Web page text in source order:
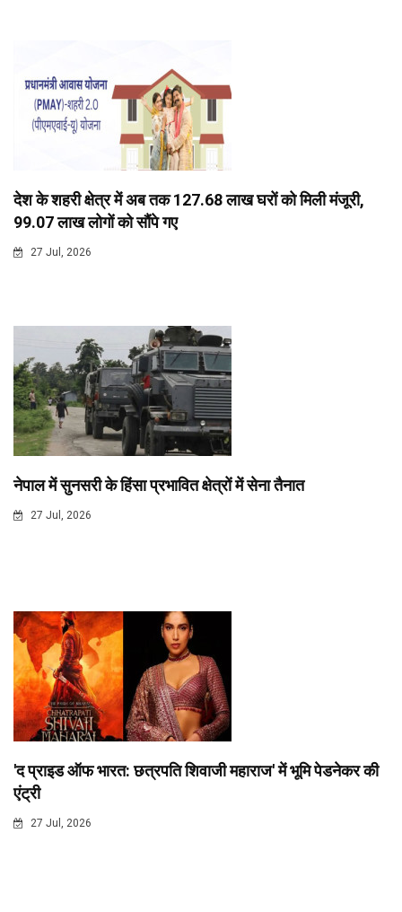
देश के शहरी क्षेत्र में अब तक 127.68 लाख घरों को मिली मंजूरी,
99.07 लाख लोगों को सौंपे गए
27 Jul, 2026
नेपाल में सुनसरी के हिंसा प्रभावित क्षेत्रों में सेना तैनात
27 Jul, 2026
'द प्राइड ऑफ भारत: छत्रपति शिवाजी महाराज' में भूमि पेडनेकर की
एंट्री
27 Jul, 2026